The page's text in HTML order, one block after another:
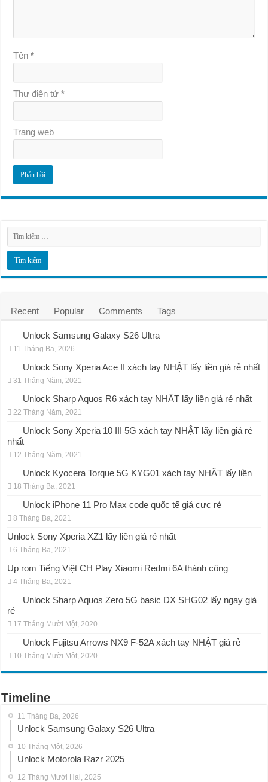
Tên*
Thư điện tử*
Trang web
Recent Popular Comments Tags
Unlock Samsung Galaxy S26 Ultra
11 Tháng Ba, 2026
Unlock Sony Xperia Ace II xách tay NHẬT lấy liền giá rẻ nhất
31 Tháng Năm, 2021
Unlock Sharp Aquos R6 xách tay NHẬT lấy liền giá rẻ nhất
22 Tháng Năm, 2021
Unlock Sony Xperia 10 III 5G xách tay NHẬT lấy liền giá rẻ
nhất
12 Tháng Năm, 2021
Unlock Kyocera Torque 5G KYG01 xách tay NHẬT lấy liền
18 Tháng Ba, 2021
Unlock iPhone 11 Pro Max code quốc tế giá cực rẻ
8 Tháng Ba, 2021
Unlock Sony Xperia XZ1 lấy liền giá rẻ nhất
6 Tháng Ba, 2021
Up rom Tiếng Việt CH Play Xiaomi Redmi 6A thành công
4 Tháng Ba, 2021
Unlock Sharp Aquos Zero 5G basic DX SHG02 lấy ngay giá
rẻ
17 Tháng Mười Một, 2020
Unlock Fujitsu Arrows NX9 F-52A xách tay NHẬT giá rẻ
10 Tháng Mười Một, 2020
Timeline
11 Tháng Ba, 2026
Unlock Samsung Galaxy S26 Ultra
10 Tháng Một, 2026
Unlock Motorola Razr 2025
12 Tháng Mười Hai, 2025